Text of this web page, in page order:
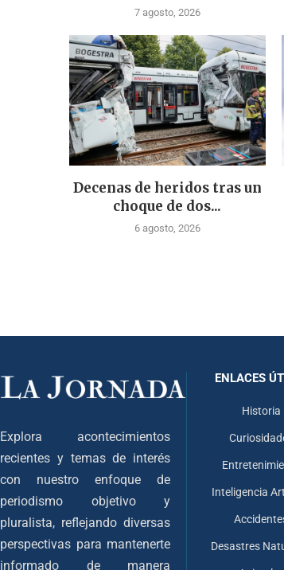
7 agosto, 2026
Decenas de heridos tras un
choque de dos...
6 agosto, 2026
Explora acontecimientos
recientes y temas de interés
con nuestro enfoque de
periodismo objetivo y
pluralista, reflejando diversas
perspectivas para mantenerte
informado de manera
ENLACES
Historia
Inteligencia
Desastres